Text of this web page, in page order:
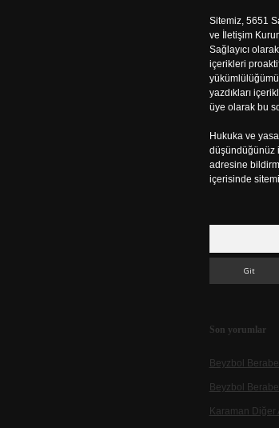
Sitemiz, 5651
ve İletişim
Sağlayıcı
içerikleri
yazdıkları
üye olarak bu
Hukuka ve
düşündüğünüz
adresine
içerisinde
Son yorumlar
Beyzbol
Beyzbol
Karaman Diğer